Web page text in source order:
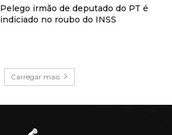
Pelego irmão de deputado do PT é
indiciado no roubo do INSS
Carregar mais